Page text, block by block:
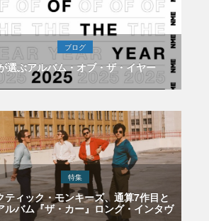
ブログ
選ぶアルバム・オブ・ザ・イヤー
特集
ティック・モンキーズ、通算7作目と
ルバム『ザ・カー』ロング・インタヴ